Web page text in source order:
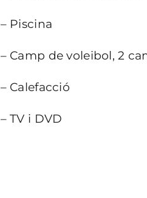
– Piscina
– Camp de voleibol, 2
– Calefacció
– TV i DVD